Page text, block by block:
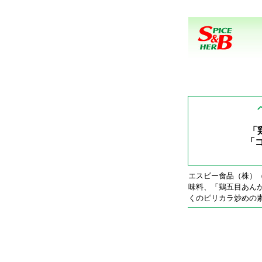
「
エスビー食品（株）
味料、「鶏五目あん
くのピリカラ炒めの